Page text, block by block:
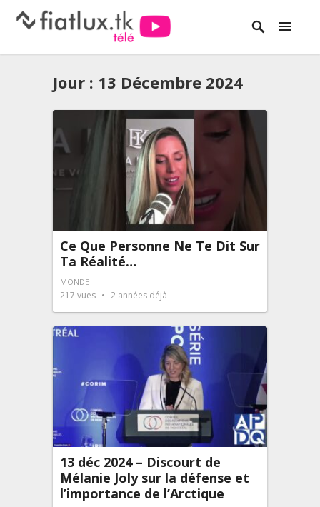
Jour : 13 Décembre 2024
Ce Que Personne Ne Te Dit Sur
Ta Réalité…
MONDE
217 vues 2 années déjà
13 déc 2024 – Discourt de
Mélanie Joly sur la défense et
l’importance de l’Arctique